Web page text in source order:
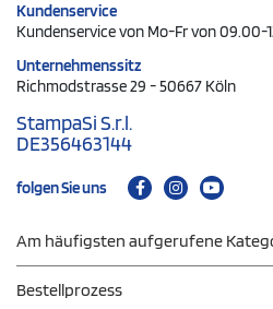
Kundenservice
Kundenservice von Mo-Fr von 09.00-
Unternehmenssitz
Richmodstrasse 29 - 50667 Köln
StampaSi S.r.l.
DE356463144
folgen Sie uns
Am häufigsten aufgerufene
Bestellprozess